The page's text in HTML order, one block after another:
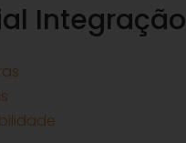
Integração